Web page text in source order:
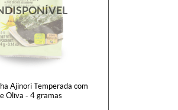
Ajinori Temperada com
Oliva - 4 gramas